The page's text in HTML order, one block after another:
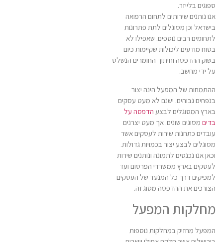
ספוגים בלייזר.
אנו נותנים שירותים לתחום הרפואה
בישראל וכן מסוגלים לתת פתרונות
לתחומים רבים נוספים. שאפילו לא
בטוח מודעים ליכולות שקיימות כיום
בשוק ההדפסה וחיתוך החומרים הנשלט
על ידי מחשב.
ההתמחות של המפעל הינה יצור
בנפחים גבוהים. ישנם לא מעט עסקים
בארץ המסוגלים לבצע הדפסה על
בדים מסוגים שונים. אך מעט יצרנים
עובדים כתחנות שירות לעסקים אשר
מסוגלים לבצע יצור בכמויות גדולות.
וכאן אנו נכנסים לתמונה ונותנים שירות
לעסקים בארץ ממשרדי הפרסום ועד
למפיקים דרך כל המנעד של העסקים
הצורכים את ההדפסה מסוג זה.
מחלקות המפעל
המפעל מחזיק במחלקות נוספות